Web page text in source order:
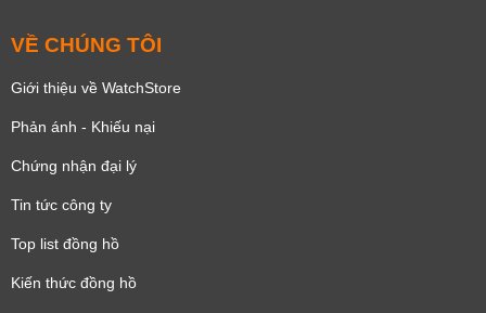
VỀ CHÚNG TÔI
Giới thiệu về WatchStore
Phản ánh - Khiếu nại
Chứng nhận đại lý
Tin tức công ty
Top list đồng hồ
Kiến thức đồng hồ